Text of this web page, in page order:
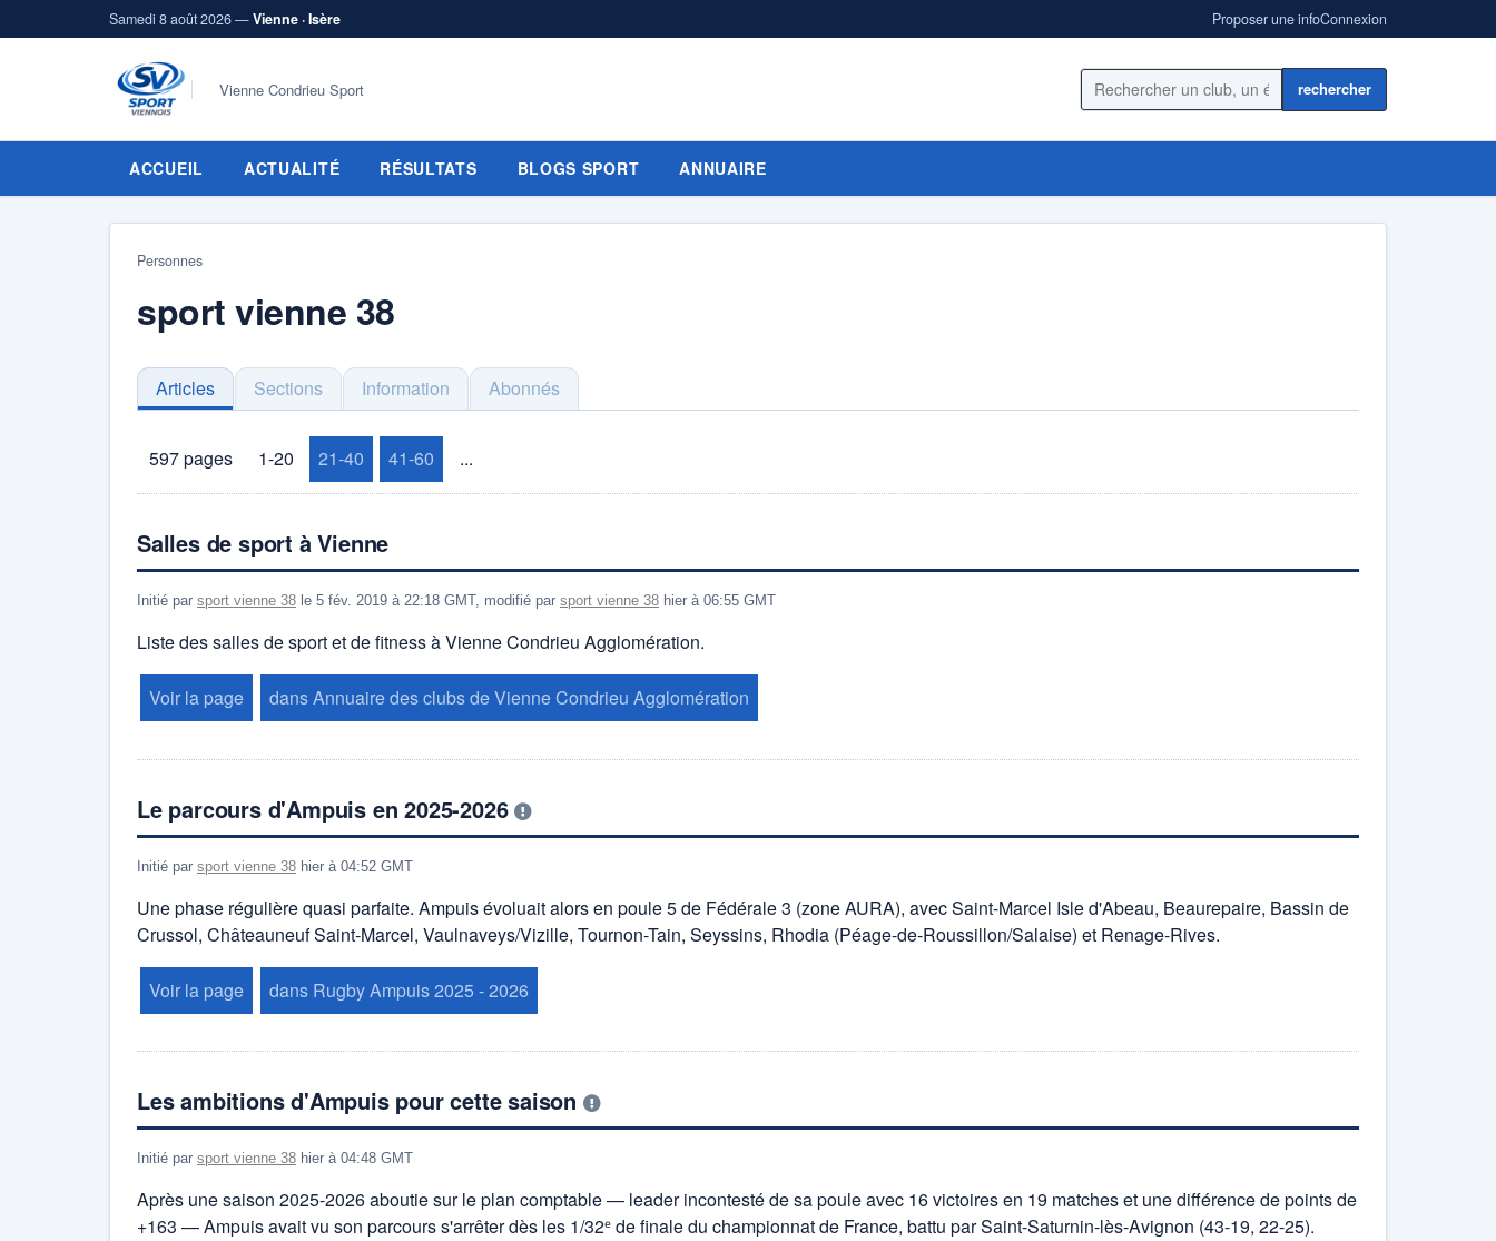
Samedi 8 août 2026 —Vienne · Isère Proposer une infoConnexion
Vienne Condrieu Sport Rechercher sur le site
ACCUEIL ACTUALITÉ RÉSULTATS BLOGS SPORT ANNUAIRE
Personnes
sport vienne 38
Articles Sections Information Abonnés
597 pages 1-20 21-40 41-60 ...
Salles de sport à Vienne
Initié par sport vienne 38 le 5 fév. 2019 à 22:18 GMT, modifié par sport vienne 38 hier à 06:55 GMT
Liste des salles de sport et de fitness à Vienne Condrieu Agglomération.
Voir la page dans Annuaire des clubs de Vienne Condrieu Agglomération
Le parcours d'Ampuis en 2025-2026
Initié par sport vienne 38 hier à 04:52 GMT
Une phase régulière quasi parfaite. Ampuis évoluait alors en poule 5 de Fédérale 3 (zone AURA), avec Saint-Marcel Isle d'Abeau, Beaurepaire, Bassin de
Crussol, Châteauneuf Saint-Marcel, Vaulnaveys/Vizille, Tournon-Tain, Seyssins, Rhodia (Péage-de-Roussillon/Salaise) et Renage-Rives.
Voir la page dans Rugby Ampuis 2025 - 2026
Les ambitions d'Ampuis pour cette saison
Initié par sport vienne 38 hier à 04:48 GMT
Après une saison 2025-2026 aboutie sur le plan comptable — leader incontesté de sa poule avec 16 victoires en 19 matches et une différence de points de
+163 — Ampuis avait vu son parcours s'arrêter dès les 1/32ᵉ de finale du championnat de France, battu par Saint-Saturnin-lès-Avignon (43-19, 22-25).